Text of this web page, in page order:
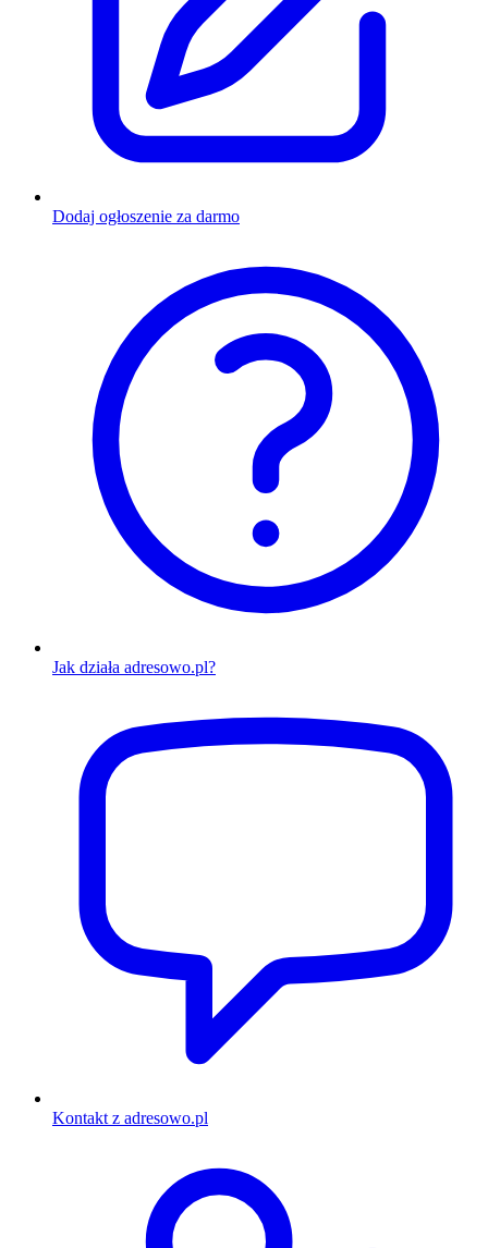
Dodaj ogłoszenie za darmo
Jak działa adresowo.pl?
Kontakt z adresowo.pl